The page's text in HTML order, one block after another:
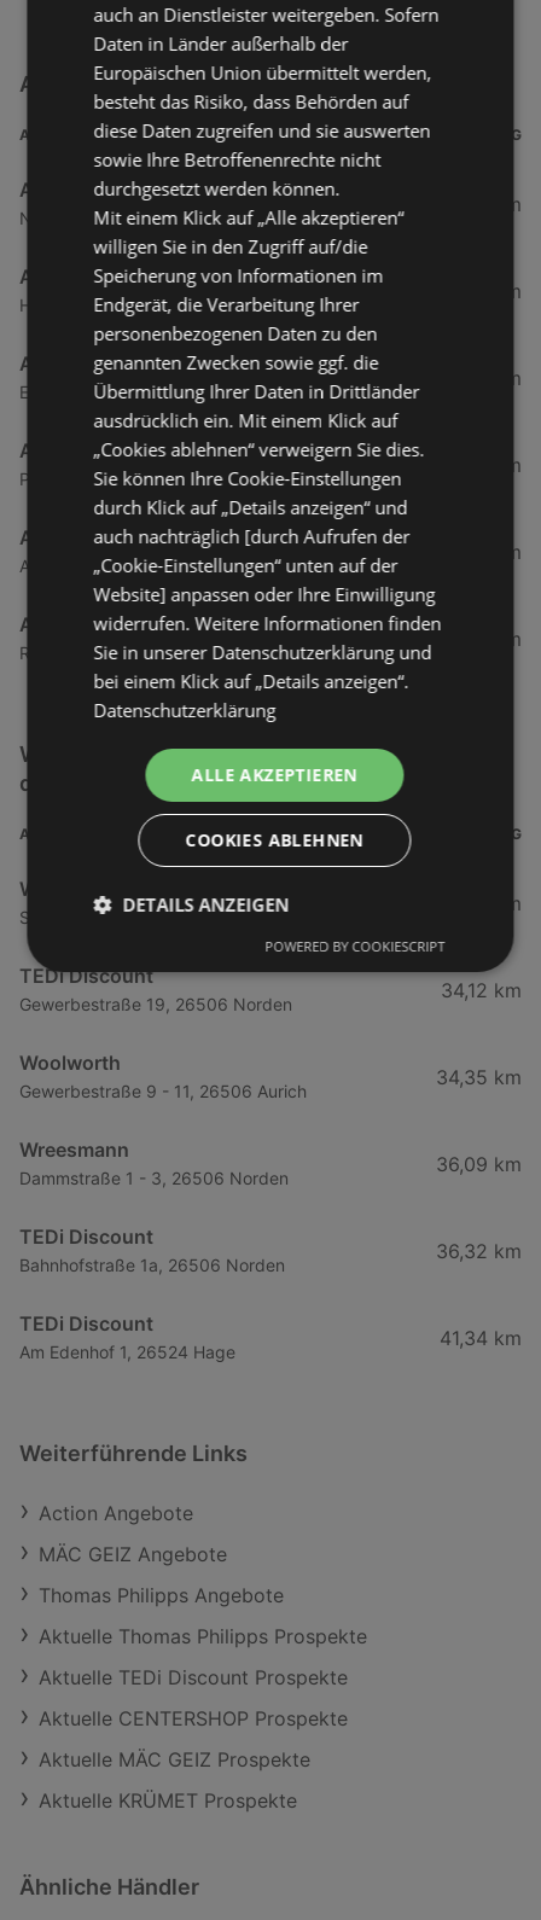
Action Filialen in der Nähe
ADRESSE ENTFERNUNG
Action
Norddeicher Straße 80, 26506 Norden
34,25 km
Action
Herderstraße 4, 26721 Emden
42,06 km
Action
Ekelser Straße 1, 26624 Südbrookmerland
49,84 km
Action
Papenburger Straße 1a, 26789 Leer
66,59 km
Action
Am Stadtpark 8, 26871 Papenburg
74,38 km
Action
Rosmarinheide 46, 26817 Rhauderfehn
78,34 km
Weitere Schnäppchen & Restposten Filialen in
der Nähe
ADRESSE ENTFERNUNG
Woolworth
Strandstraße 41 - 43, 26757 Leer
0,36 km
TEDi Discount
Gewerbestraße 19, 26506 Norden
34,12 km
Woolworth
Gewerbestraße 9 - 11, 26506 Aurich
34,35 km
Wreesmann
Dammstraße 1 - 3, 26506 Norden
36,09 km
TEDi Discount
Bahnhofstraße 1a, 26506 Norden
36,32 km
TEDi Discount
Am Edenhof 1, 26524 Hage
41,34 km
Weiterführende Links
Action Angebote
MÄC GEIZ Angebote
Thomas Philipps Angebote
Aktuelle Thomas Philipps Prospekte
Aktuelle TEDi Discount Prospekte
Aktuelle CENTERSHOP Prospekte
Aktuelle MÄC GEIZ Prospekte
Aktuelle KRÜMET Prospekte
Ähnliche Händler
auch an Dienstleister weitergeben. Sofern
Daten in Länder außerhalb der
Europäischen Union übermittelt werden,
besteht das Risiko, dass Behörden auf
diese Daten zugreifen und sie auswerten
sowie Ihre Betroffenenrechte nicht
durchgesetzt werden können.
Mit einem Klick auf „Alle akzeptieren“
willigen Sie in den Zugriff auf/die
Speicherung von Informationen im
Endgerät, die Verarbeitung Ihrer
personenbezogenen Daten zu den
genannten Zwecken sowie ggf. die
Übermittlung Ihrer Daten in Drittländer
ausdrücklich ein. Mit einem Klick auf
„Cookies ablehnen“ verweigern Sie dies.
Sie können Ihre Cookie-Einstellungen
durch Klick auf „Details anzeigen“ und
auch nachträglich [durch Aufrufen der
„Cookie-Einstellungen“ unten auf der
Website] anpassen oder Ihre Einwilligung
widerrufen. Weitere Informationen finden
Sie in unserer Datenschutzerklärung und
bei einem Klick auf „Details anzeigen“.
Datenschutzerklärung
ALLE AKZEPTIEREN
COOKIES ABLEHNEN
DETAILS ANZEIGEN
POWERED BY COOKIESCRIPT